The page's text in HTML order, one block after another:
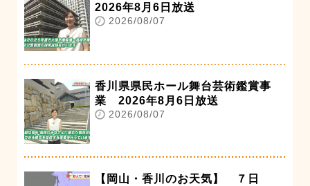
2026年8月6日放送
2026/08/07
香川県県民ホール舞台芸術鑑賞事
業 2026年8月6日放送
2026/08/07
【岡山・香川のお天気】 ７日